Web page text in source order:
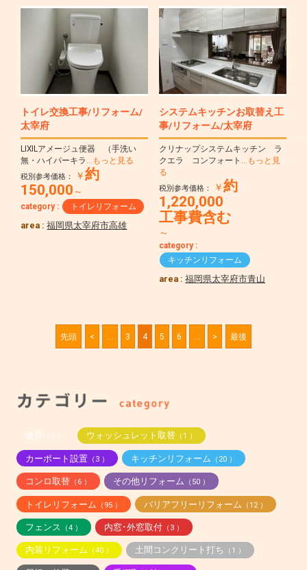
トイレ交換工事/リフォーム/
太宰府
LIXILアメージュ便器 （手洗い
無・ハイパーキラ …もっと見る
税別参考価格： ￥約
150,000 ～
category : トイレリフォーム
area :福岡県太宰府市高雄
システムキッチンお取替え工
事/リフォーム/太宰府
クリナップシステムキッチン ラ
クエラ コンフォート …もっと見
る
税別参考価格： ￥約
1,220,000
工事費含む
～
category :
キッチンリフォーム
area :福岡県太宰府市青山
先頭 < 3 4 5 6 > 最後
建具 （1 ） ウォッシュレット取替（1 ）
カーポート設置（3 ） キッチンリフォーム （20 ）
コンロ取替（6 ） その他リフォーム （50 ）
トイレリフォーム （95 ） バリアフリーリフォーム （12 ）
フェンス （4 ） 内窓･外窓取付（3 ）
内装リフォーム （40 ） 土間コンクリート打ち （1 ）